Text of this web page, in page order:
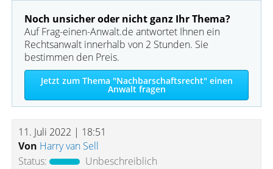
Noch unsicher oder nicht ganz Ihr Thema?
Auf Frag-einen-Anwalt.de antwortet Ihnen ein
Rechtsanwalt innerhalb von 2 Stunden. Sie
bestimmen den Preis.
Jetzt zum Thema "Nachbarschaftsrecht" einen
Anwalt fragen
11. Juli 2022 | 18:51
Von Harry van Sell
Status:
Unbeschreiblich